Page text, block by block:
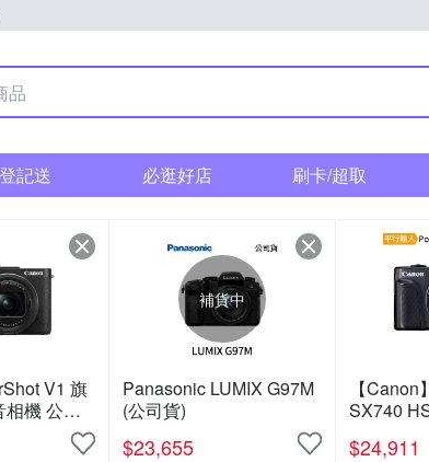
登記送 必逛好店 刷卡/超取
V1 旗
機 公司
補貨中
Panasonic LUMIX G97M
(公司貨)
$23,655
【
SX740
4K數位
$24,911